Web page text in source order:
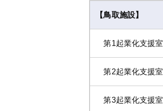
【鳥取施設】
第1起業化支援室
第2起業化支援室
第3起業化支援室